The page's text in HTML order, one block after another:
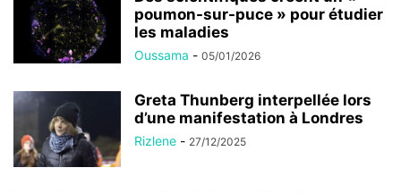
poumon-sur-puce » pour étudier
les maladies
Oussama - 05/01/2026
Greta Thunberg interpellée lors
d’une manifestation à Londres
Rizlene - 27/12/2025